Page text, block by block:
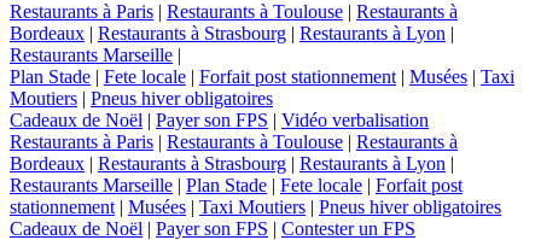
Restaurants à Paris | Restaurants à Toulouse | Restaurants à
Bordeaux | Restaurants à Strasbourg | Restaurants à Lyon |
Restaurants Marseille |
Plan Stade | Fete locale | Forfait post stationnement | Musées | Taxi
Moutiers | Pneus hiver obligatoires
Cadeaux de Noël | Payer son FPS | Vidéo verbalisation
Restaurants à Paris | Restaurants à Toulouse | Restaurants à
Bordeaux | Restaurants à Strasbourg | Restaurants à Lyon |
Restaurants Marseille | Plan Stade | Fete locale | Forfait post
stationnement | Musées | Taxi Moutiers | Pneus hiver obligatoires
Cadeaux de Noël | Payer son FPS | Contester un FPS